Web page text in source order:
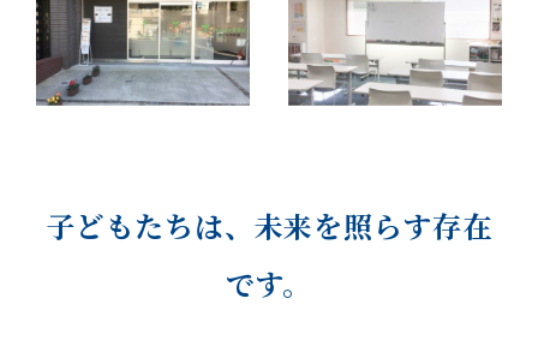
子どもたちは、未来を照らす存在
です。